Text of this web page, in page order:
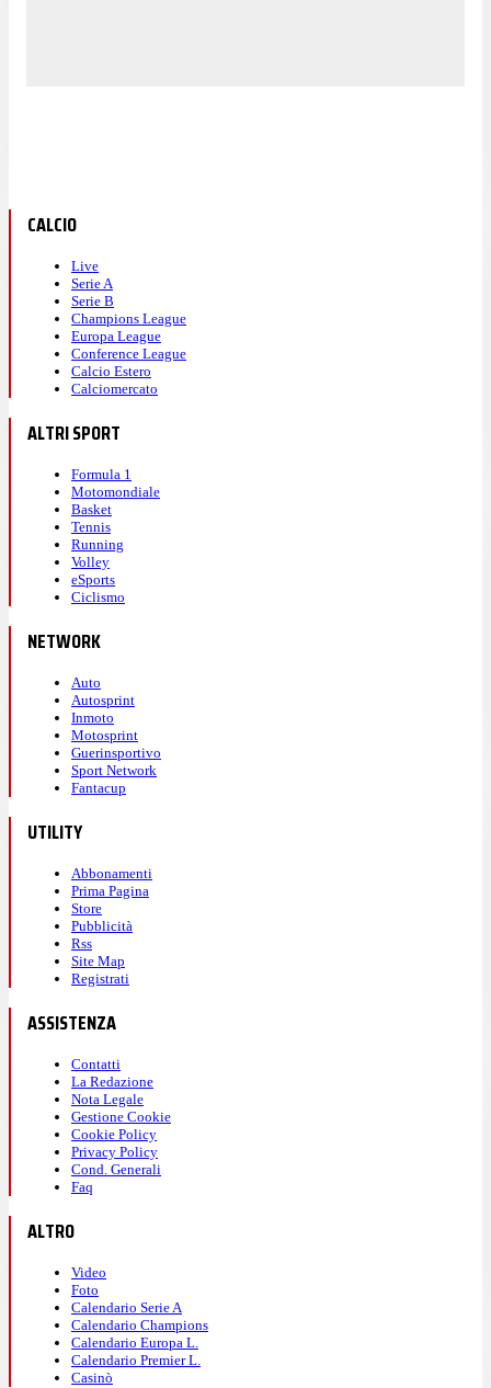
CALCIO
Live
Serie A
Serie B
Champions League
Europa League
Conference League
Calcio Estero
Calciomercato
ALTRI SPORT
Formula 1
Motomondiale
Basket
Tennis
Running
Volley
eSports
Ciclismo
NETWORK
Auto
Autosprint
Inmoto
Motosprint
Guerinsportivo
Sport Network
Fantacup
UTILITY
Abbonamenti
Prima Pagina
Store
Pubblicità
Rss
Site Map
Registrati
ASSISTENZA
Contatti
La Redazione
Nota Legale
Gestione Cookie
Cookie Policy
Privacy Policy
Cond. Generali
Faq
ALTRO
Video
Foto
Calendario Serie A
Calendario Champions
Calendario Europa L.
Calendario Premier L.
Casinò